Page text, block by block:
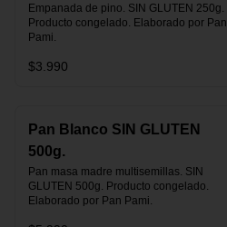
Empanada de pino. SIN GLUTEN 250g.
Producto congelado. Elaborado por Pan
Pami.
$3.990
Pan Blanco SIN GLUTEN
500g.
Pan masa madre multisemillas. SIN
GLUTEN 500g. Producto congelado.
Elaborado por Pan Pami.